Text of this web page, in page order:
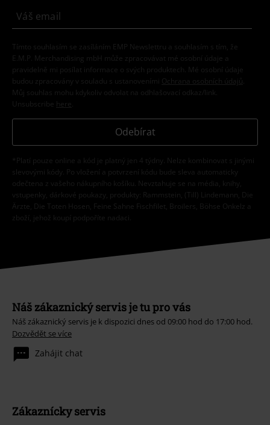
Tímto souhlasím se zasíláním EMP Newslettru a souhlasím s tím, že
E.M.P. Merchandising mbH může zpracovávat mé osobní údaje a
pravidelně mi posílat informace o svých produktech. Mé osobní údaje
budou zpracovány v souladu s ustanoveními
Ochrana osobních údajů
Můj souhlas mohu kdykoliv odvolat na odhlašovací odkaz/link.
Unsubscribe here
Odebírat
*Platí pouze online a kód je platný jen 4 týdny. Nelze kombinovat s jinými
slevovými kódy. Po vložení a potvrzení kódu bude sleva automaticky
odečtena z vašeho nákupního košíku. Nevztahuje se na média, knihy,
vstupenky, dárkové poukazy, produkty: Rammstein, (Till) Lindemann, Die
Ärzte, Die Toten Hosen, Feine Sahne Fischfilet, Broilers, Böhse Onkelz a
zboží, jehož koupí podpoříte nadaci.
Náš zákaznický servis je tu pro vás
Náš zákaznický servis je k dispozici dnes od 09:00 hod do 17:00 hod.
Dozvědět se více
Zahájit chat
Zákaznícky servis